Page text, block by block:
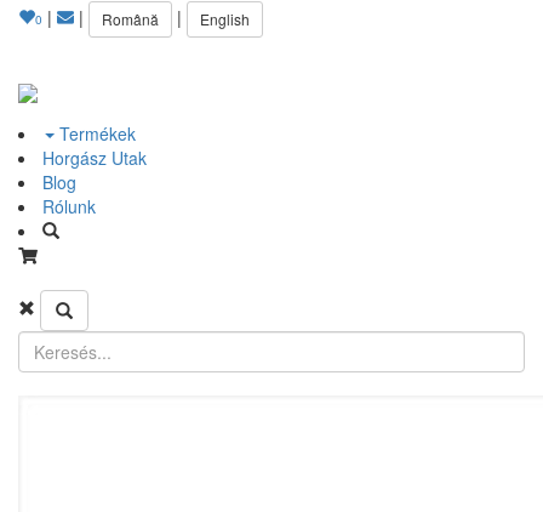
0 | | Română | English
Termékek
Horgász Utak
Blog
Rólunk